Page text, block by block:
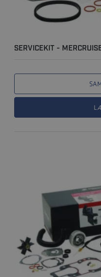
SERVICEKIT -